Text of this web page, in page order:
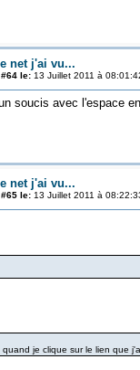
net j'ai vu...
le:13 Juillet 2011 à
soucis avec l'espace
net j'ai vu...
le:13 Juillet 2011 à
quand je clique sur le lien que